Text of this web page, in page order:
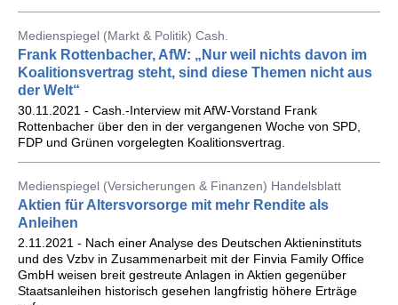
Medienspiegel (Markt & Politik) Cash.
Frank Rottenbacher, AfW: „Nur weil nichts davon im
Koalitionsvertrag steht, sind diese Themen nicht aus
der Welt“
30.11.2021 - Cash.-Interview mit AfW-Vorstand Frank
Rottenbacher über den in der vergangenen Woche von SPD,
FDP und Grünen vorgelegten Koalitionsvertrag.
Medienspiegel (Versicherungen & Finanzen) Handelsblatt
Aktien für Altersvorsorge mit mehr Rendite als
Anleihen
2.11.2021 - Nach einer Analyse des Deutschen Aktieninstituts
und des Vzbv in Zusammenarbeit mit der Finvia Family Office
GmbH weisen breit gestreute Anlagen in Aktien gegenüber
Staatsanleihen historisch gesehen langfristig höhere Erträge